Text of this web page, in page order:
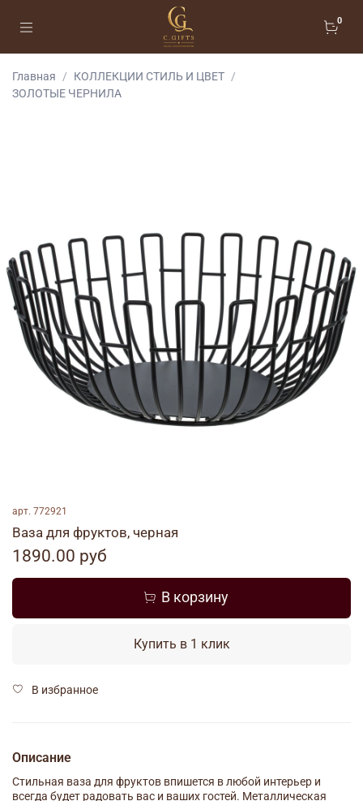
0
Главная
КОЛЛЕКЦИИ СТИЛЬ И ЦВЕТ
ЗОЛОТЫЕ ЧЕРНИЛА
арт. 772921
Ваза для фруктов, черная
1890.00 руб
В корзину
Купить в 1 клик
В избранное
Описание
Стильная ваза для фруктов впишется в любой интерьер и
всегда будет радовать вас и ваших гостей. Металлическая